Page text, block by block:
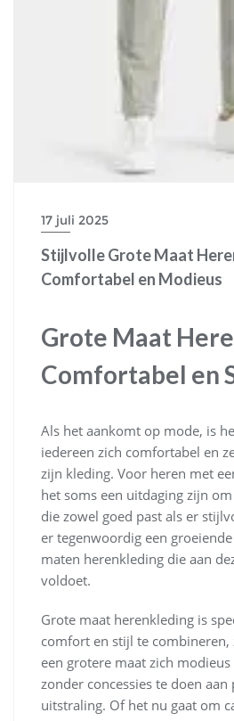
17 juli 2025
Stijlvolle Grote Maat
Comfortabel en Modieus
Grote Maat
Comfortabel en
Als het aankomt op mode, is
iedereen zich comfortabel en
zijn kleding. Voor heren met
het soms een uitdaging zijn
die zowel goed past als er
er tegenwoordig een
maten herenkleding die aan
voldoet.
Grote maat herenkleding is
comfort en stijl te
een grotere maat zich
zonder concessies te doen
uitstraling. Of het nu gaat om